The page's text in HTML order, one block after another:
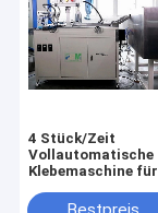
4 Stück/Zeit
Vollautomatische
Klebemaschine für
Endkappe PLZJ-2A